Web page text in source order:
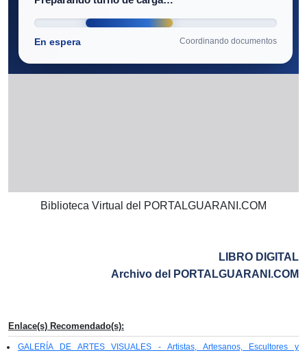
Biblioteca Virtual del PORTALGUARANI.COM
LIBRO DIGITAL
Archivo del PORTALGUARANI.COM
Enlace(s) Recomendado(s):
GALERÍA DE ARTES VISUALES - Artistas, Artesanos, Escultores y